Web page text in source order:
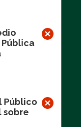
Público
sobre